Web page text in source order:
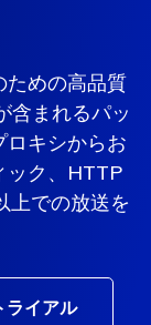
ための高品質
含まれるパッ
キシからお
ック、HTTP
上での放送を
ライアル